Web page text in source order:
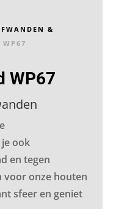
&
WP67
ook
en tegen
voor onze houten
sfeer en geniet